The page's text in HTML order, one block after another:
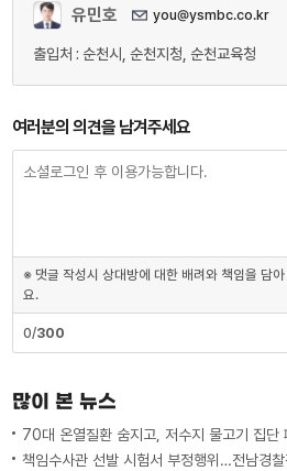
유민호 you@ysmbc.co.kr
출입처 : 순천시, 순천지청, 순천교육청
여러분의 의견을 남겨주세요
※ 댓글 작성시 상대방에 대한 배려와 책임을 담
요.
0/300
많이 본 뉴스
70대 온열질환 숨지고, 저수지 물고기 집단
책임수사관 선발 시험서 부정행위…전남경